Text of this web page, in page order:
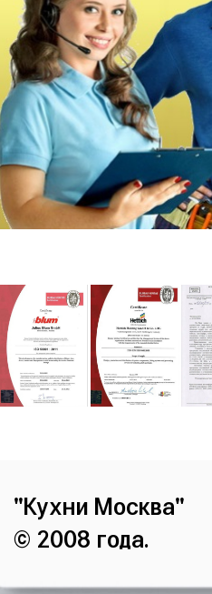
"Кухни Москва"
© 2008 года.